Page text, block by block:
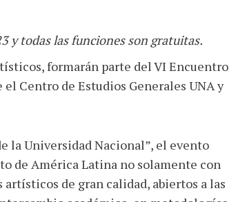
y todas las funciones son gratuitas.
formarán parte del VI Encuentro
Centro de Estudios Generales UNA y
la Universidad Nacional”, el evento
de América Latina no solamente con
de gran calidad, abiertos a las